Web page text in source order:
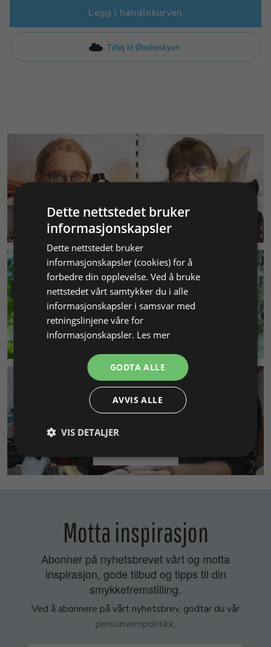
Legg i handlekurven
Tilføj til Ønskeskyen
KUNDESERVICE
MILJØ & BÆREKRAFT
SMYKKEKURS
Motta inspirasjon
Abonner på nyhetsbrevet vårt og motta
inspirasjon, gode tilbud og tipps til din
smykkefremstilling.
Ved å abonnere på vårt nyhetsbrev, godtar du vår
personvernpolitikk.
Dette nettstedet bruker
informasjonskapsler
Dette nettstedet bruker
informasjonskapsler (cookies) for å
forbedre din opplevelse. Ved å bruke
nettstedet vårt samtykker du i alle
informasjonskapsler i samsvar med
retningslinjene våre for
informasjonskapsler. Les mer
GODTA ALLE
AVVIS ALLE
VIS DETALJER